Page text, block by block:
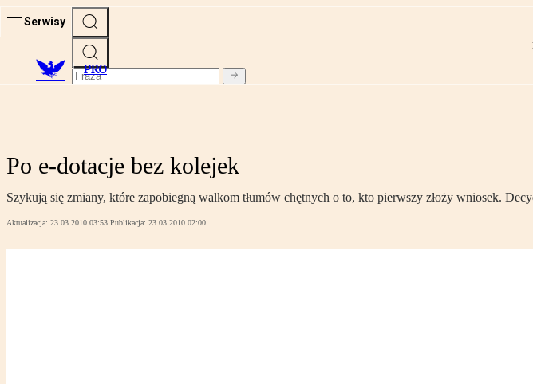
Serwisy
PRO
Po e-dotacje bez kolejek
Szykują się zmiany, które zapobiegną walkom tłumów chętnych o to, kto pierwszy złoży wniosek.
Aktualizacja: 23.03.2010 03:53 Publikacja: 23.03.2010 02:00